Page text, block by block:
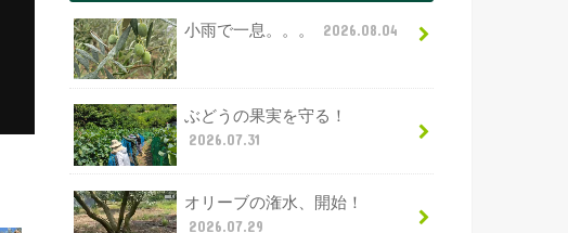
小雨で一息。。。 2026.08.04
ぶどうの果実を守る！
2026.07.31
オリーブの潅水、開始！
2026.07.29